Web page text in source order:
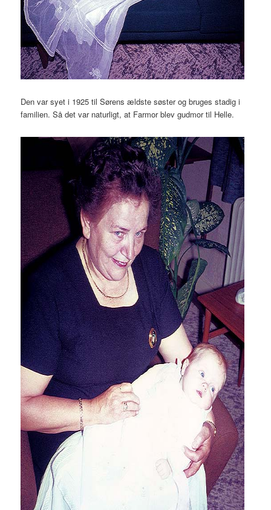
Den var syet i 1925 til Sørens ældste søster og bruges stadig i
familien. Så det var naturligt, at Farmor blev gudmor til Helle.